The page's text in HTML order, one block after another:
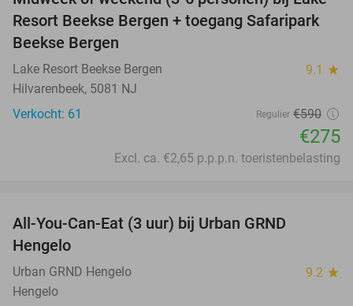
Resort Beekse Bergen + toegang Safaripark
Beekse Bergen
Lake Resort Beekse Bergen 9.1 star
Hilvarenbeek, 5081 NJ
Verkocht: 61
Regulier €590
€275
Excl. ca. €2,65 p.p.p.n. toeristenbelasting
All-You-Can-Eat (3 uur) bij Urban GRND
Hengelo
Urban GRND Hengelo 9.2 star
Hengelo